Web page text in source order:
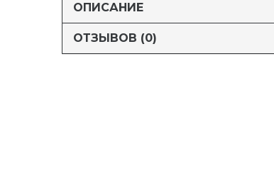
ОПИСАНИЕ
ОТЗЫВОВ (0)